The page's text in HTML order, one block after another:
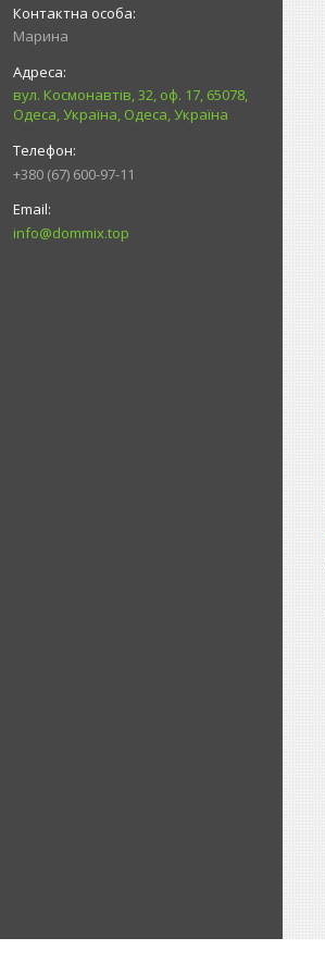
Марина
вул. Космонавтів, 32, оф. 17, 65078,
Одеса, Україна, Одеса, Україна
+380 (67) 600-97-11
info@dommix.top